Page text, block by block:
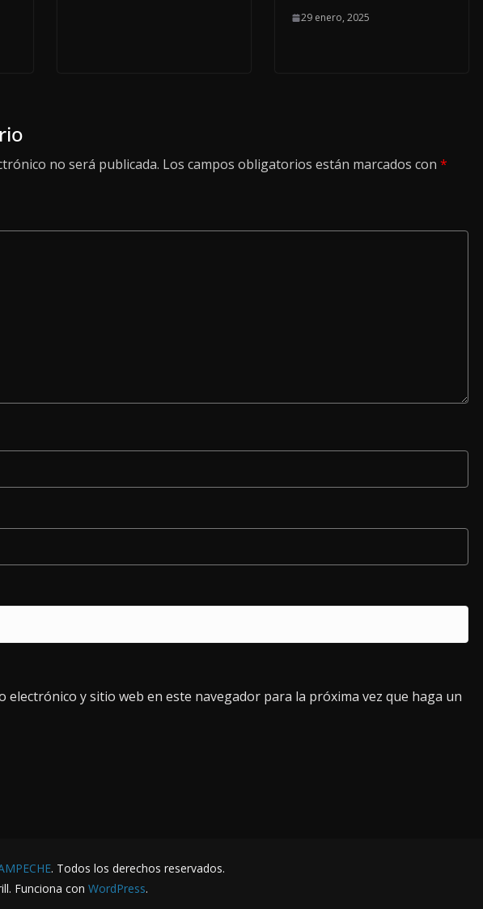
29 enero, 2025
no será publicada. Los campos obligatorios están marcados con *
electrónico y sitio web en este navegador para la próxima vez que haga un
. Todos los derechos reservados.
Funciona con WordPress.